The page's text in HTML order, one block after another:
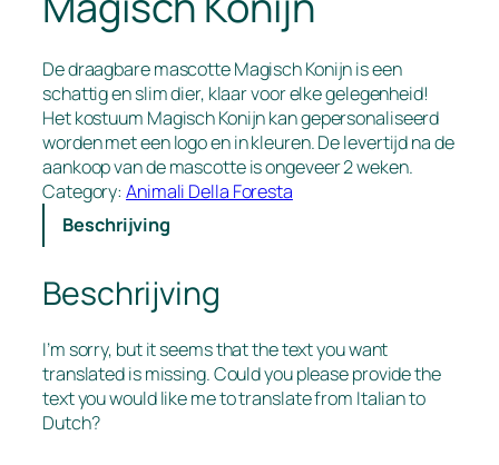
De draagbare mascotte Magisch Konijn is een
schattig en slim dier, klaar voor elke gelegenheid!
Het kostuum Magisch Konijn kan gepersonaliseerd
worden met een logo en in kleuren. De levertijd na de
aankoop van de mascotte is ongeveer 2 weken.
Category:Animali Della Foresta
Beschrijving
Beschrijving
I’m sorry, but it seems that the text you want
translated is missing. Could you please provide the
text you would like me to translate from Italian to
Dutch?